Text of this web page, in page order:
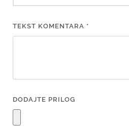
TEKST KOMENTARA *
DODAJTE PRILOG